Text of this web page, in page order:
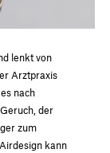
lenkt von
Arztpraxis
nach
der
zum
kann